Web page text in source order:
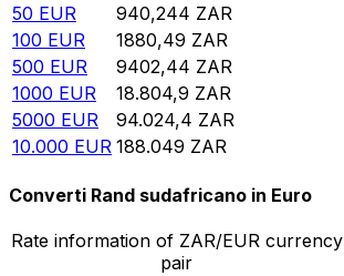
50 EUR 940,244 ZAR
100 EUR 1880,49 ZAR
500 EUR 9402,44 ZAR
1000 EUR 18.804,9 ZAR
5000 EUR 94.024,4 ZAR
10.000 EUR 188.049 ZAR
Converti Rand sudafricano in Euro
Rate information of ZAR/EUR currency
pair